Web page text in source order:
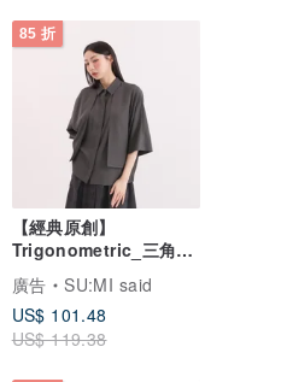
85 折
【經典原創】
Trigonometric_三角函
數小露背襯衫_CLT001_
灰藍
廣告
SU:MI said
US$ 101.48
US$ 119.38